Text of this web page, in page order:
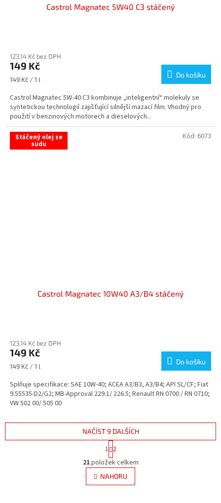
Castrol Magnatec 5W40 C3 stáčený
produktu
je
5,0
5
hvězdiček.
123,14 Kč bez DPH
149 Kč
Měrná
149 Kč / 1 l
Do košíku
Castrol Magnatec 5W-40 C3 kombinuje „inteligentní“ molekuly se
syntetickou technologií zajišťující silnější mazací film. Vhodný pro
použití v benzinových motorech a dieselových...
Stáčený olej ze
sudu
Castrol Magnatec 10W40 A3/B4 stáčený
produktu
je
5,0
5
hvězdiček.
123,14 Kč bez DPH
149 Kč
Měrná
149 Kč / 1 l
Do košíku
Splňuje specifikace: SAE 10W-40; ACEA A3/B3, A3/B4; API SL/CF; Fiat
9.55535-D2/G2; MB-Approval 229.1/ 226.5; Renault RN 0700 / RN 0710;
VW 502 00/ 505 00
Kód: 6073
O
v
l
á
NAČÍST 9 DALŠÍCH
S
t
r
á
n
k
1 2
21položek celkem
NAHORU